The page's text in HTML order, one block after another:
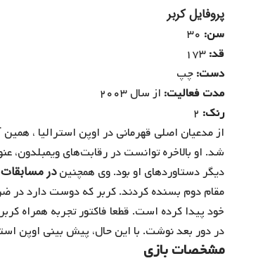
پروفایل کربر
سن:
قد:۱۷۳
دست:چپ
مدت فعالیت: از سال ۲۰۰۳
رنک:
شد. او بالاخره توانست در رقابت‌های ویمبلدون،
دیگر دستاوردهای او بود. وی همچنیندر
مقام دوم بسنده کردند. کربر که دوست دارد در
خود پیدا کرده است. قطعا فاکتور تجربه همراه
در دور بعد نوشت. با این حال، پیش بینی اوپن
مشخصات بازی